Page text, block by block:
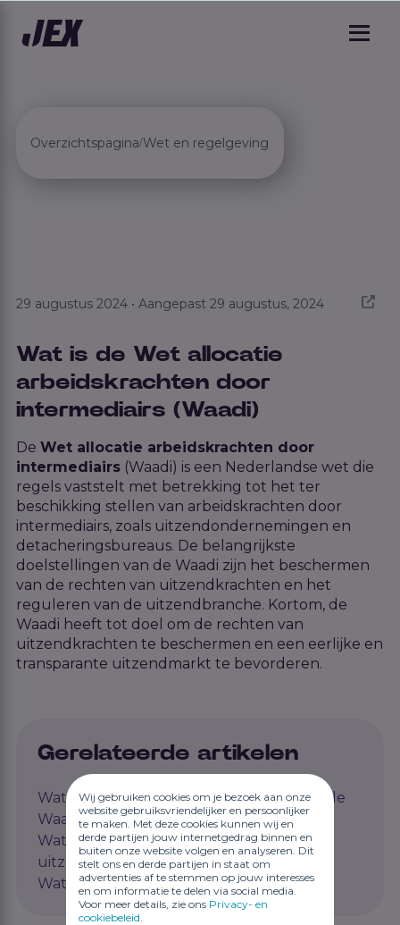
Wij gebruiken cookies om je bezoek aan onze
website gebruiksvriendelijker en persoonlijker
te maken. Met deze cookies kunnen wij en
derde partijen jouw internetgedrag binnen en
buiten onze website volgen en analyseren. Dit
stelt ons en derde partijen in staat om
advertenties af te stemmen op jouw interesses
en om informatie te delen via social media.
Voor meer details, zie ons Privacy- en
cookiebeleid
Overzichtspagina/Wet en regelgeving
29 augustus 2024 • Aangepast 29 augustus, 2024
Wat is de Wet allocatie
arbeidskrachten door
intermediairs (Waadi)
De Wet allocatie arbeidskrachten door
intermediairs (Waadi) is een Nederlandse wet die
regels vaststelt met betrekking tot het ter
beschikking stellen van arbeidskrachten door
intermediairs, zoals uitzendondernemingen en
detacheringsbureaus. De belangrijkste
doelstellingen van de Waadi zijn het beschermen
van de rechten van uitzendkrachten en het
reguleren van de uitzendbranche. Kortom, de
Waadi heeft tot doel om de rechten van
uitzendkrachten te beschermen en een eerlijke en
transparante uitzendmarkt te bevorderen.
Gerelateerde artikelen
Wat zijn de belangrijkste bepalingen uit de
Waadi?
Wat is de pensioenregeling voor
uitzendkrachten?
Wat betekent juridisch werkgeverschap?